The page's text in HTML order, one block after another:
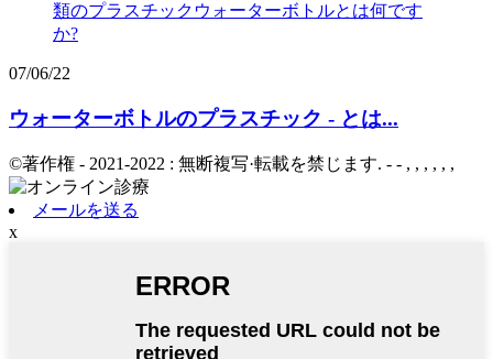
07/06/22
ウォーターボトルのプラスチック - とは...
©著作権 - 2021-2022 : 無断複写·転載を禁じます. - - , , , , , ,
メールを送る
x